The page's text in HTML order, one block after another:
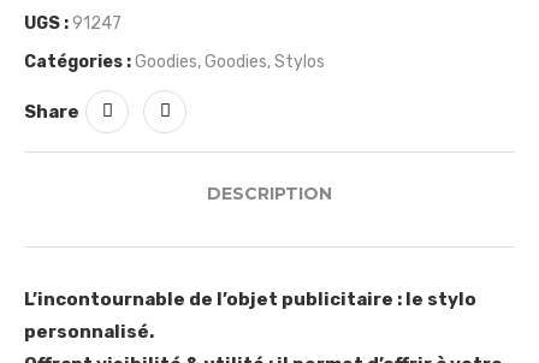
UGS :91247
Catégories :Goodies,Goodies,Stylos
Share
DESCRIPTION
L’incontournable de l’objet publicitaire : le stylo
personnalisé.